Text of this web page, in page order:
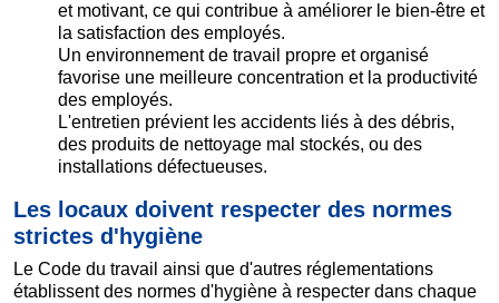
et motivant, ce qui contribue à améliorer le bien-être et
la satisfaction des employés.
Un environnement de travail propre et organisé
favorise une meilleure concentration et la productivité
des employés.
L'entretien prévient les accidents liés à des débris,
des produits de nettoyage mal stockés, ou des
installations défectueuses.
Les locaux doivent respecter des normes
strictes d'hygiène
Le Code du travail ainsi que d'autres réglementations
établissent des normes d'hygiène à respecter dans chaque